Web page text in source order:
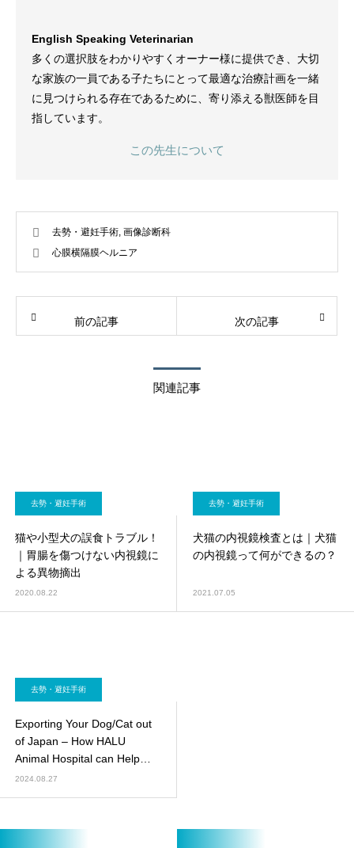
English Speaking Veterinarian
多くの選択肢をわかりやすくオーナー様に提供でき、大切
な家族の一員である子たちにとって最適な治療計画を一緒
に見つけられる存在であるために、寄り添える獣医師を目
指しています。
この先生について
去勢・避妊手術, 画像診断科
心膜横隔膜ヘルニア
前の記事 次の記事
関連記事
去勢・避妊手術
猫や小型犬の誤食トラブル！
｜胃腸を傷つけない内視鏡に
よる異物摘出
2020.08.22
去勢・避妊手術
犬猫の内視鏡検査とは｜犬猫
の内視鏡って何ができるの？
2021.07.05
去勢・避妊手術
Exporting Your Dog/Cat out
of Japan – How HALU
Animal Hospital can Help
with that Process!
2024.08.27